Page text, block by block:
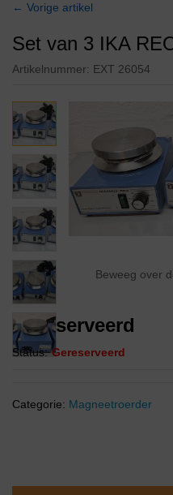
← Vorige artikel
Set van 3 IKA
Artikelnummer: EXT 26054
Beweeg over
Gereserveerd
Status: Gereserveerd
Categorie: Magneetroerder